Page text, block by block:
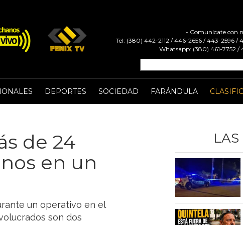
- Comunicate con
Tel: (380) 442-2112 / 446-2656 / 443-2596 /
Whatsapp: (380) 461-7752 /
DEPORTES SOCIEDAD FARÁNDULA
de 24
en un
un operativo en el
son dos